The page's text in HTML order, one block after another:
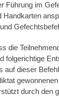
Führung im
Handkarten
die
folgerichtige
auf dieser
durch den